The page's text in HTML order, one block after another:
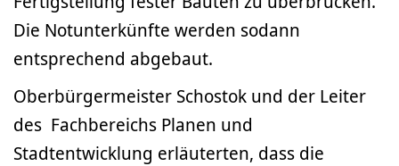
Die Notunterkünfte werden sodann
entsprechend abgebaut.
Oberbürgermeister Schostok und der Leiter
des Fachbereichs Planen und
Stadtentwicklung erläuterten, dass die